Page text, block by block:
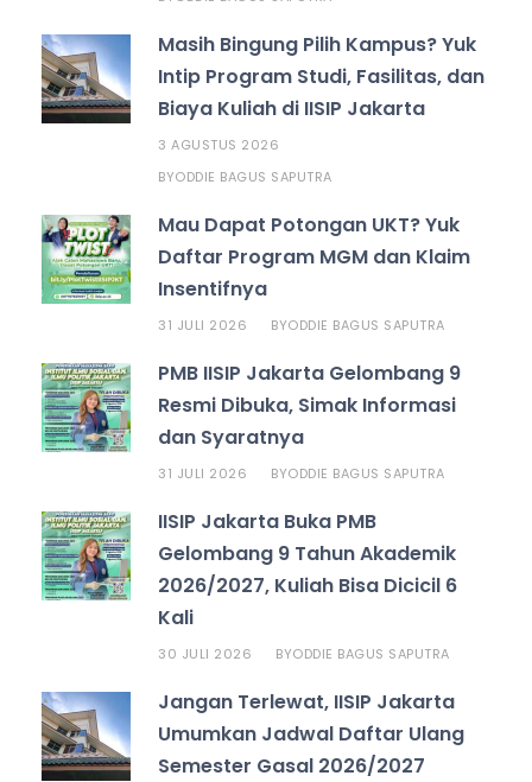
Masih Bingung Pilih Kampus? Yuk
Intip Program Studi, Fasilitas, dan
Biaya Kuliah di IISIP Jakarta
3 AGUSTUS 2026
BYODDIE BAGUS SAPUTRA
Mau Dapat Potongan UKT? Yuk
Daftar Program MGM dan Klaim
Insentifnya
31 JULI 2026 BYODDIE BAGUS SAPUTRA
PMB IISIP Jakarta Gelombang 9
Resmi Dibuka, Simak Informasi
dan Syaratnya
31 JULI 2026 BYODDIE BAGUS SAPUTRA
IISIP Jakarta Buka PMB
Gelombang 9 Tahun Akademik
2026/2027, Kuliah Bisa Dicicil 6
Kali
30 JULI 2026 BYODDIE BAGUS SAPUTRA
Jangan Terlewat, IISIP Jakarta
Umumkan Jadwal Daftar Ulang
Semester Gasal 2026/2027